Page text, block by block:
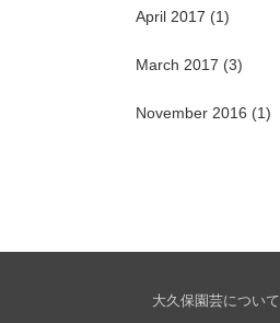
April 2017 (1)
March 2017 (3)
November 2016 (1)
大久保園芸について